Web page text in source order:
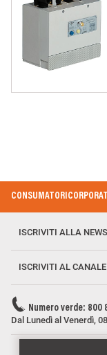
Footer Menu
CONSUMATORI
ISCRIVITI ALLA
ISCRIVITI AL
Numero verde: 800
Dal Lunedì al Venerdì,